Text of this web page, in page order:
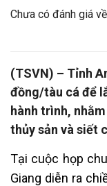
Chưa có đánh giá
(TSVN) – Tỉnh
đồng/tàu cá để
hành trình,
thủy sản và siết
Tại cuộc họp
Giang diễn ra